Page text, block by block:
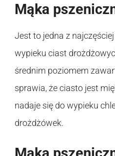
Mąka
Jest to jedna z
wypieku ciast
średnim poziomem
sprawia, że ciasto jest
nadaje się do wypieku
drożdżówek.